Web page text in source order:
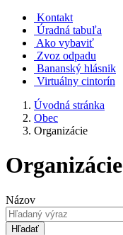
Kontakt
Úradná tabuľa
Ako vybaviť
Zvoz odpadu
Bananský hlásnik
Virtuálny cintorín
Úvodná stránka
Obec
Organizácie
Organizácie
Názov
Hľadať